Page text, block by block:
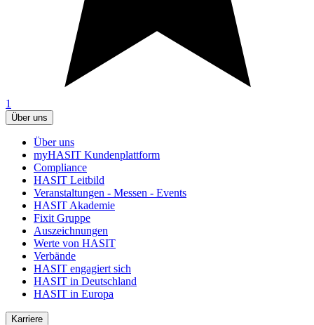
1
Über uns
Über uns
myHASIT Kundenplattform
Compliance
HASIT Leitbild
Veranstaltungen - Messen - Events
HASIT Akademie
Fixit Gruppe
Auszeichnungen
Werte von HASIT
Verbände
HASIT engagiert sich
HASIT in Deutschland
HASIT in Europa
Karriere